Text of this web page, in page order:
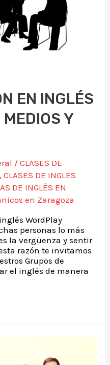
EN INGLÉS
Y
/CLASES DE
,CLASES DE INGLES
DE INGLÉS EN
en Zaragoza
WordPlay
personas lo más
la vergüenza y sentir
razón te invitamos
Grupos de
el inglés de manera